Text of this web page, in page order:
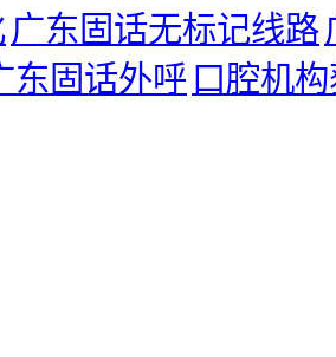
广东固话无标记线路
东固话外呼 口腔机